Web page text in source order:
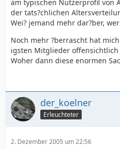
am typischen Nutzerprofil von
der tats?chlichen
Wei? jemand mehr dar?ber,
Noch mehr ?berrascht hat
igsten Mitglieder offensichtlich
Woher dann diese enormen
der_koelner
Erleuchteter
2. Dezember 2005 um 22:56